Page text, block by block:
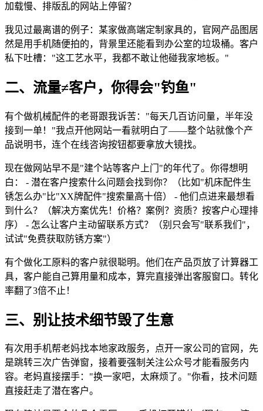
加载慢、排版乱的网站上停留？
我见过最离谱的例子：某家做高端定制家具的，官网产品图居
然是用手机随便拍的，背景里还能看到办公室的垃圾桶。客户
私下吐槽："这工艺水平，我都不敢让他碰我家地板。"
二、流量≠客户，你得会"钓鱼"
有个做机械配件的老哥跟我诉苦："每天几百访问量，半年没
接到一单！"我点开他网站一看就明白了——整个站就像个产
品说明书，连个在线咨询按钮都要拿放大镜找。
现在做网站早不是"建个站等客户上门"的年代了。你得想明
白： - 潜在客户搜索什么问题会找到你？（比如"机床配件生
锈怎么办"比"XX牌配件"搜索量高十倍） - 他们点进来最想看
到什么？（解决方案优先！价格？案例？资质？按客户心理排
序） - 怎么让客户主动留联系方式？（别只会写"联系我们"，
试试"免费获取防锈方案"）
有个做化工原料的客户就很聪明。他们在产品页放了计算器工
具，客户能自己算用量和成本，算完直接弹出客服窗口。转化
率翻了3倍不止！
三、别让技术细节毁了生意
有次用手机帮老妈找本地家政服务，点开一家公司的官网，先
是跳转三次广告弹窗，接着要强制关注公众号才能看服务内
容。老妈直接摆手："换一家吧，太麻烦了。"你看，技术问题
直接赶走了潜在客户。